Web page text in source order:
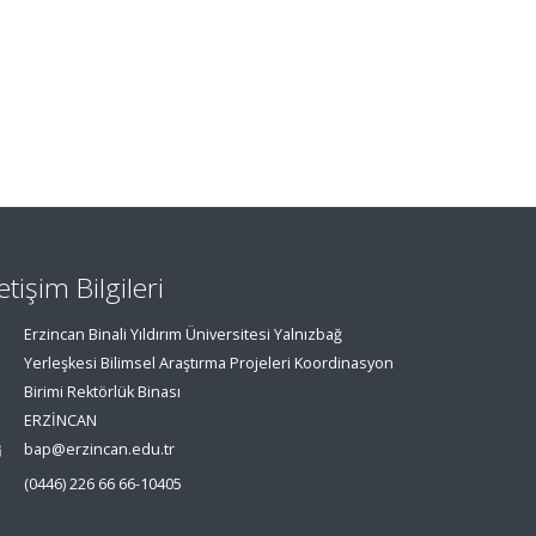
Bilgileri
Erzincan Binali Yıldırım Üniversitesi Yalnızbağ
Yerleşkesi Bilimsel Araştırma Projeleri Koordinasyon
Birimi Rektörlük Binası
ERZİNCAN
bap@erzincan.edu.tr
(0446) 226 66 66-10405